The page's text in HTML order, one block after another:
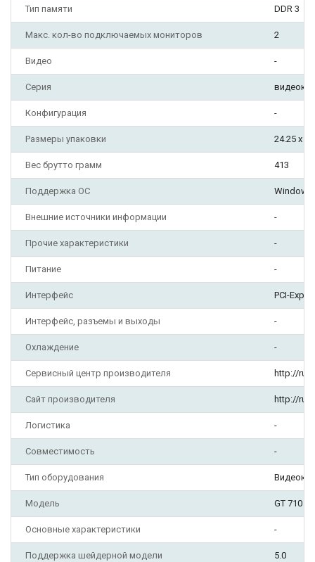
Тип памяти DDR 3
Макс. кол-во подключаемых мониторов 2
Видео -
Серия
Конфигурация -
Размеры упаковки 24.25 x
Вес брутто грамм 413
Поддержка ОС Windows
Внешние источники информации -
Прочие характеристики -
Питание -
Интерфейс PCI-
Интерфейс, разъемы и выходы -
Охлаждение -
Сервисный центр производителя http://
Сайт производителя http://
Логистика -
Совместимость -
Тип оборудования
Модель GT 710
Основные характеристики -
Поддержка шейдерной модели 5.0